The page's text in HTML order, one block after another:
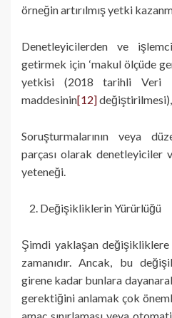
örneğin artırılmış yetki
Denetleyicilerden ve
getirmek için ‘makul ölçüde
yetkisi (2018 tarihli Veri
maddesinin[12]değiştirilmesi),
Soruşturmalarının veya
parçası olarak denetleyiciler
yeteneği.
Değişikliklerin Yürürlüğü
Şimdi yaklaşan değişikliklere
zamanıdır. Ancak, bu
girene kadar bunlara
gerektiğini anlamak çok